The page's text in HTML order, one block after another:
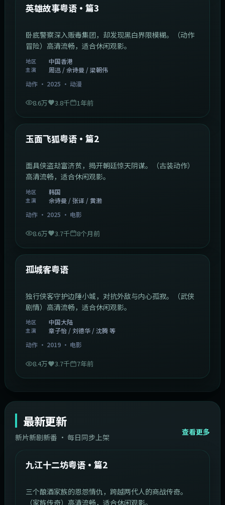
热门
英雄故事粤语·篇3
卧底警察深入贩毒集团，却发现黑白界限模糊。（动作
冒险）高清流畅，适合休闲观影。
地区 中国香港
主演
周迅 / 佘诗曼 / 梁朝伟
动作· 2025 · 动漫
8.6万 3.8千 1年前
热门
玉面飞狐粤语·篇2
面具侠盗劫富济贫，揭开朝廷惊天阴谋。（古装动作）
高清流畅，适合休闲观影。
地区 韩国
主演
佘诗曼 / 张译 / 黄渤
动作· 2025 · 电影
8.6万 3.7千 8个月前
热门
孤城客粤语
独行侠客守护边陲小城，对抗外敌与内心孤寂。（武侠
剧情）高清流畅，适合休闲观影。
地区 中国大陆
主演
章子怡 / 刘德华 / 沈腾 等
动作· 2019· 电影
8.4万 3.7千 7年前
最新更新
新片新剧新番 · 每日同步上架
查看更多
最新
中国大陆 1:20:26
九江十二坊粤语·篇2
三个酿酒家族的恩怨情仇，跨越两代人的商战传奇。
（家族传奇）高清流畅，适合休闲观影。